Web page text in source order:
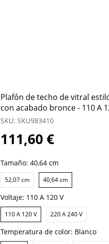
Plafón de techo de vitral
con acabado bronce - 110 A
SKU: SKU983410
111,60 €
Tamaño: 40,64 cm
52,07 cm 40,64 cm
Voltaje: 110 A 120 V
110 A 120 V 220 A 240 V
Temperatura de color: Blanco